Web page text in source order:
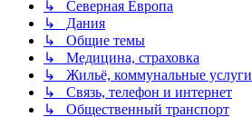
↳ Северная Европа
↳ Дания
↳ Общие темы
↳ Медицина, страховка
↳ Жильё, коммунальные услуги
↳ Связь, телефон и интернет
↳ Общественный транспорт